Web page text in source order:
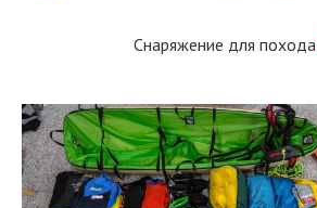
Снаряжение для похода